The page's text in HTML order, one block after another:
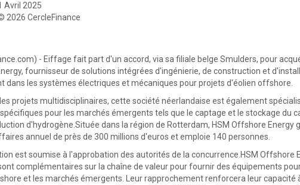
Avril 2025
2026 CercleFinance
- Eiffage fait part d'un accord, via sa filiale belge Smulders, pour
fournisseur de solutions intégrées d'ingénierie, de construction et
dans les systèmes électriques et mécaniques pour projets d'éolien offshore.
projets multidisciplinaires, cette société néerlandaise est également
pour les marchés émergents tels que le captage et le stockage du
d'hydrogène.Située dans la région de Rotterdam, HSM Offshore Energy
annuel de près de 300 millions d'euros et emploie 140 personnes.
est soumise à l'approbation des autorités de la concurrence.HSM Offshore
complémentaires sur la chaîne de valeur pour fournir des équipements
et les marchés émergents. Leur rapprochement renforcera leur capacité